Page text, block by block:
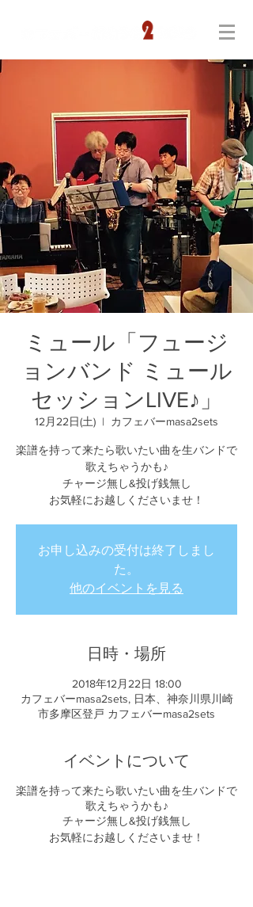
ミュール「フュージ
ョンバンド ミュール
セッションLIVE♪」
12月22日(土)
  |
カフェバーmasa2sets
楽譜を持って来たら歌いたい曲を生バンドで
歌えちゃうかも♪
チャージ無し&投げ銭無し
お気軽にお越しくださいませ！
お申し込みの受付は終了しまし
た。
他のイベントを見る
日時・場所
2018年12月22日 18:00
カフェバーmasa2sets, 日本、神奈川県川崎
市多摩区登戸 カフェバーmasa2sets
イベントについて
楽譜を持って来たら歌いたい曲を生バンドで
歌えちゃうかも♪
チャージ無し&投げ銭無し
お気軽にお越しくださいませ！